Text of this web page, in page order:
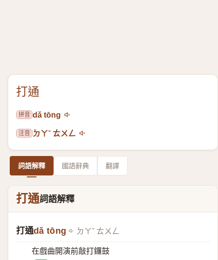
打通
拼音 dǎ tōng
注音 ㄉㄚˇ ㄊㄨㄥ
詞語解釋 國語辭典 翻譯
打通詞語解釋
打通dǎ tōng ㄉㄚˇ ㄊㄨㄥ
在戲曲開演前敲打鑼鼓